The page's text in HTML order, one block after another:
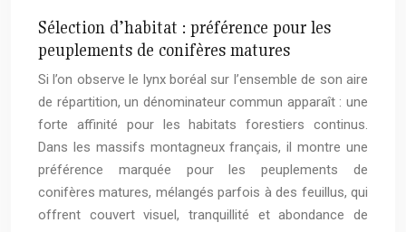
Sélection d’habitat : préférence pour les
peuplements de conifères matures
Si l’on observe le lynx boréal sur l’ensemble de son aire
de répartition, un dénominateur commun apparaît : une
forte affinité pour les habitats forestiers continus.
Dans les massifs montagneux français, il montre une
préférence marquée pour les peuplements de
conifères matures, mélangés parfois à des feuillus, qui
offrent couvert visuel, tranquillité et abondance de